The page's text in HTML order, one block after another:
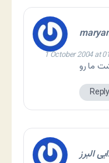
1 October 2004 at
Reply
البرز